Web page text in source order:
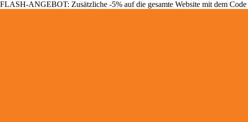
FLASH-ANGEBOT: Zusätzliche -5% auf die gesamte Website mit dem Code